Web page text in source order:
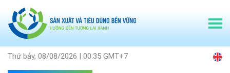
Thứ bảy, 08/08/2026 | 00:35 GMT+7